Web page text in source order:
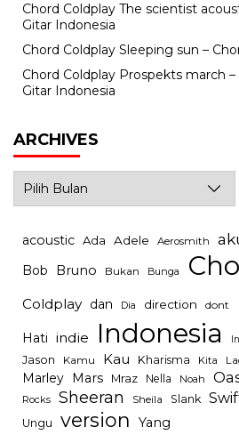
Chord Coldplay The scientist
Gitar Indonesia
Chord Coldplay Sleeping sun –
Chord Coldplay Prospekts march –
Gitar Indonesia
ARCHIVES
acoustic Ada Adele Aerosmith
Bob Bruno Bukan Bunga
Coldplay dan Dia direction dont
Hati indie Indonesia
Jason Kamu Kau Kharisma Kita
Marley Mars Mraz Nella Noah
Rocks Sheeran Sheila Slank
Ungu version Yang